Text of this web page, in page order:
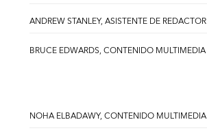
ANDREW STANLEY, ASISTENTE DE REDACTOR
BRUCE EDWARDS, CONTENIDO MULTIMEDIA
NOHA ELBADAWY, CONTENIDO MULTIMEDIA